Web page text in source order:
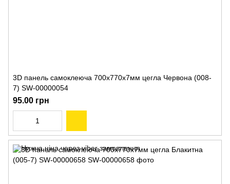
3D панель самоклеюча 700х770х7мм цегла Червона (008-
7) SW-00000054
95.00 грн